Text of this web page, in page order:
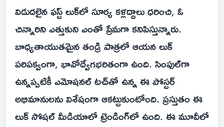
విడుదలైన ఫస్ట్ లుక్‌లో సూర్య కళ్లద్దాలు ధరించి, ఓ
చిన్నారిని ఎత్తుకుని ఎంతో ప్రేమగా కనిపిస్తున్నారు.
బాధ్యతాయుతమైన తండ్రి పాత్రలో ఆయన లుక్
పరిపక్వంగా, భావోద్వేగభరితంగా ఉంది. సింపుల్‌గా
ఉన్నప్పటికీ ఎమోషనల్ టచ్‌తో ఉన్న ఈ పోస్టర్
అభిమానులను విశేషంగా ఆకట్టుకుంటోంది. ప్రస్తుతం ఈ
లుక్ సోషల్ మీడియాలో ట్రెండింగ్‌లో ఉంది. ఈ మూవీలో